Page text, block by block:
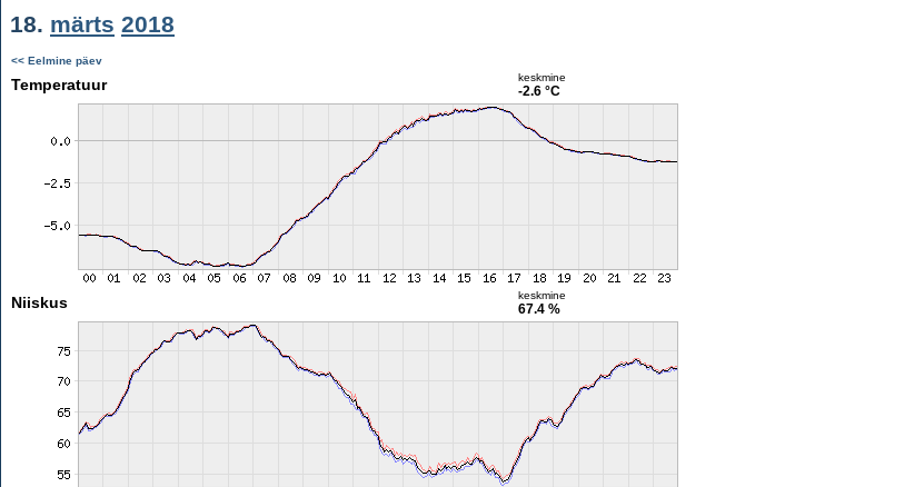
18. märts 2018
<< Eelmine päev
Temperatuur keskmine
-2.6 °C
Niiskus keskmine
67.4 %